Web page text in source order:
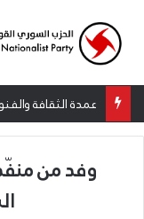
وفد من